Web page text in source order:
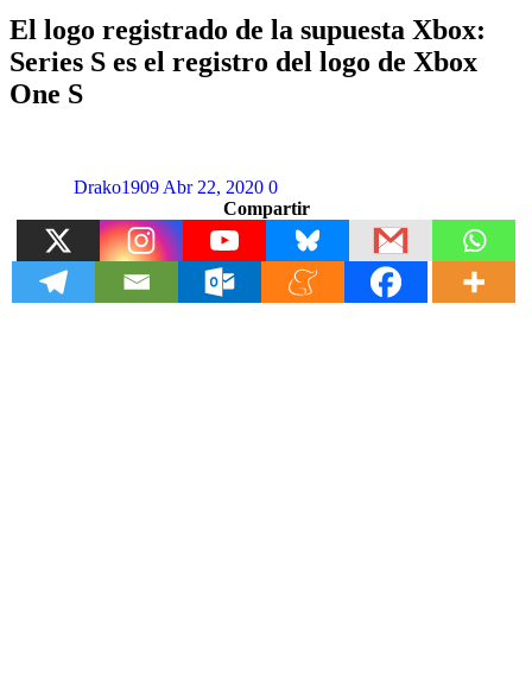
El logo registrado de la supuesta Xbox:
Series S es el registro del logo de Xbox
One S
Drako1909 Abr 22, 2020 0
Compartir